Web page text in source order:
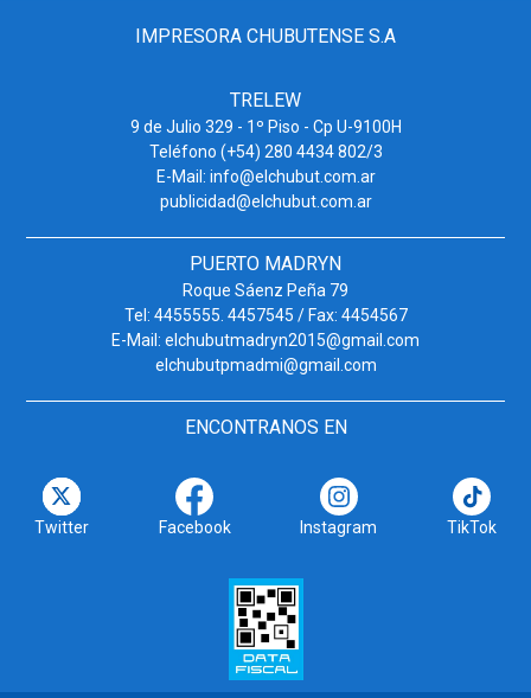
IMPRESORA CHUBUTENSE S.A
TRELEW
9 de Julio 329 - 1º Piso - Cp U-9100H
Teléfono (+54) 280 4434 802/3
E-Mail: info@elchubut.com.ar
publicidad@elchubut.com.ar
PUERTO MADRYN
Roque Sáenz Peña 79
Tel: 4455555. 4457545 / Fax: 4454567
E-Mail: elchubutmadryn2015@gmail.com
elchubutpmadmi@gmail.com
ENCONTRANOS EN
Twitter Facebook Instagram TikTok